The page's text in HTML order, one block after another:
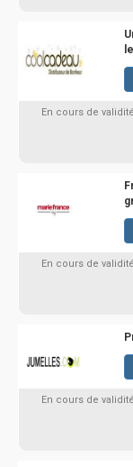
En cours de validité
En cours de validité
En cours de validité